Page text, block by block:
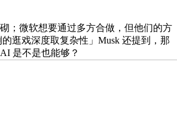
微软想要通过多方合做，但他们的方
逛戏深度取复杂性」Musk 还提到，那
是不是也能够？